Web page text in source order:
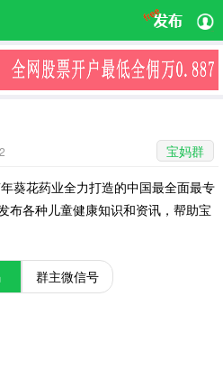
宝妈群
葵花药业全力打造的中国最全面最专
布各种儿童健康知识和资讯，帮助宝
群主微信号